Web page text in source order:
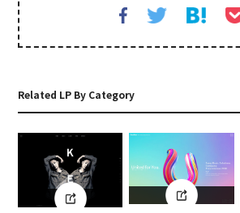
Related LP By Category